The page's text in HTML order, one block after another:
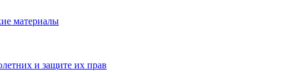
материалы
и защите их прав